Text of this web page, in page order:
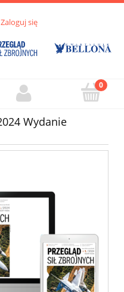
Zaloguj się
Wydanie